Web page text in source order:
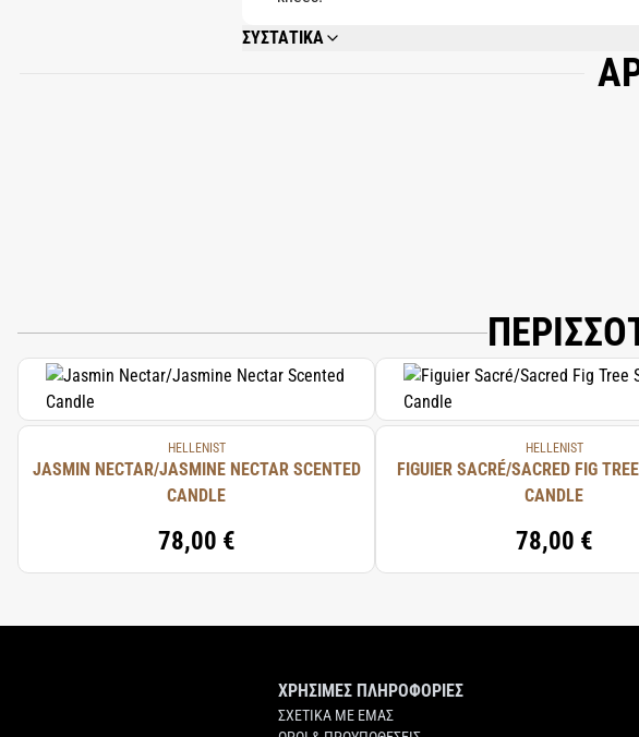
ΣΥΣΤΑΤΙΚΑ
ALCOHOL DENAT., PARFUM (FRAGRANCE), AQUA (WATER),
METHOXYDIBENZOYLMETHANE, HEXAMETHYLINDANOPYRAN,
LINALYL ACETATE, JUNIPERUS VIRGINIANA OIL, VANILLIN,
HELLENIST
JASMIN NECTAR/JASMINE NECTAR SCENTED
CANDLE
78,00 €
HELLENIST
FIGUIER SACRÉ/SACRED FIG
CANDLE
78,00 €
ΧΡΗΣΙΜΕΣ ΠΛΗΡΟΦΟΡΙΕΣ
ΣΧΕΤΙΚΑ ΜΕ ΕΜΑΣ